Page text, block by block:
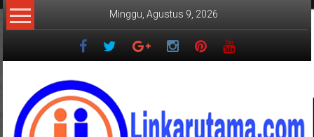
Lompat
ke
Minggu, Agustus 9, 2026